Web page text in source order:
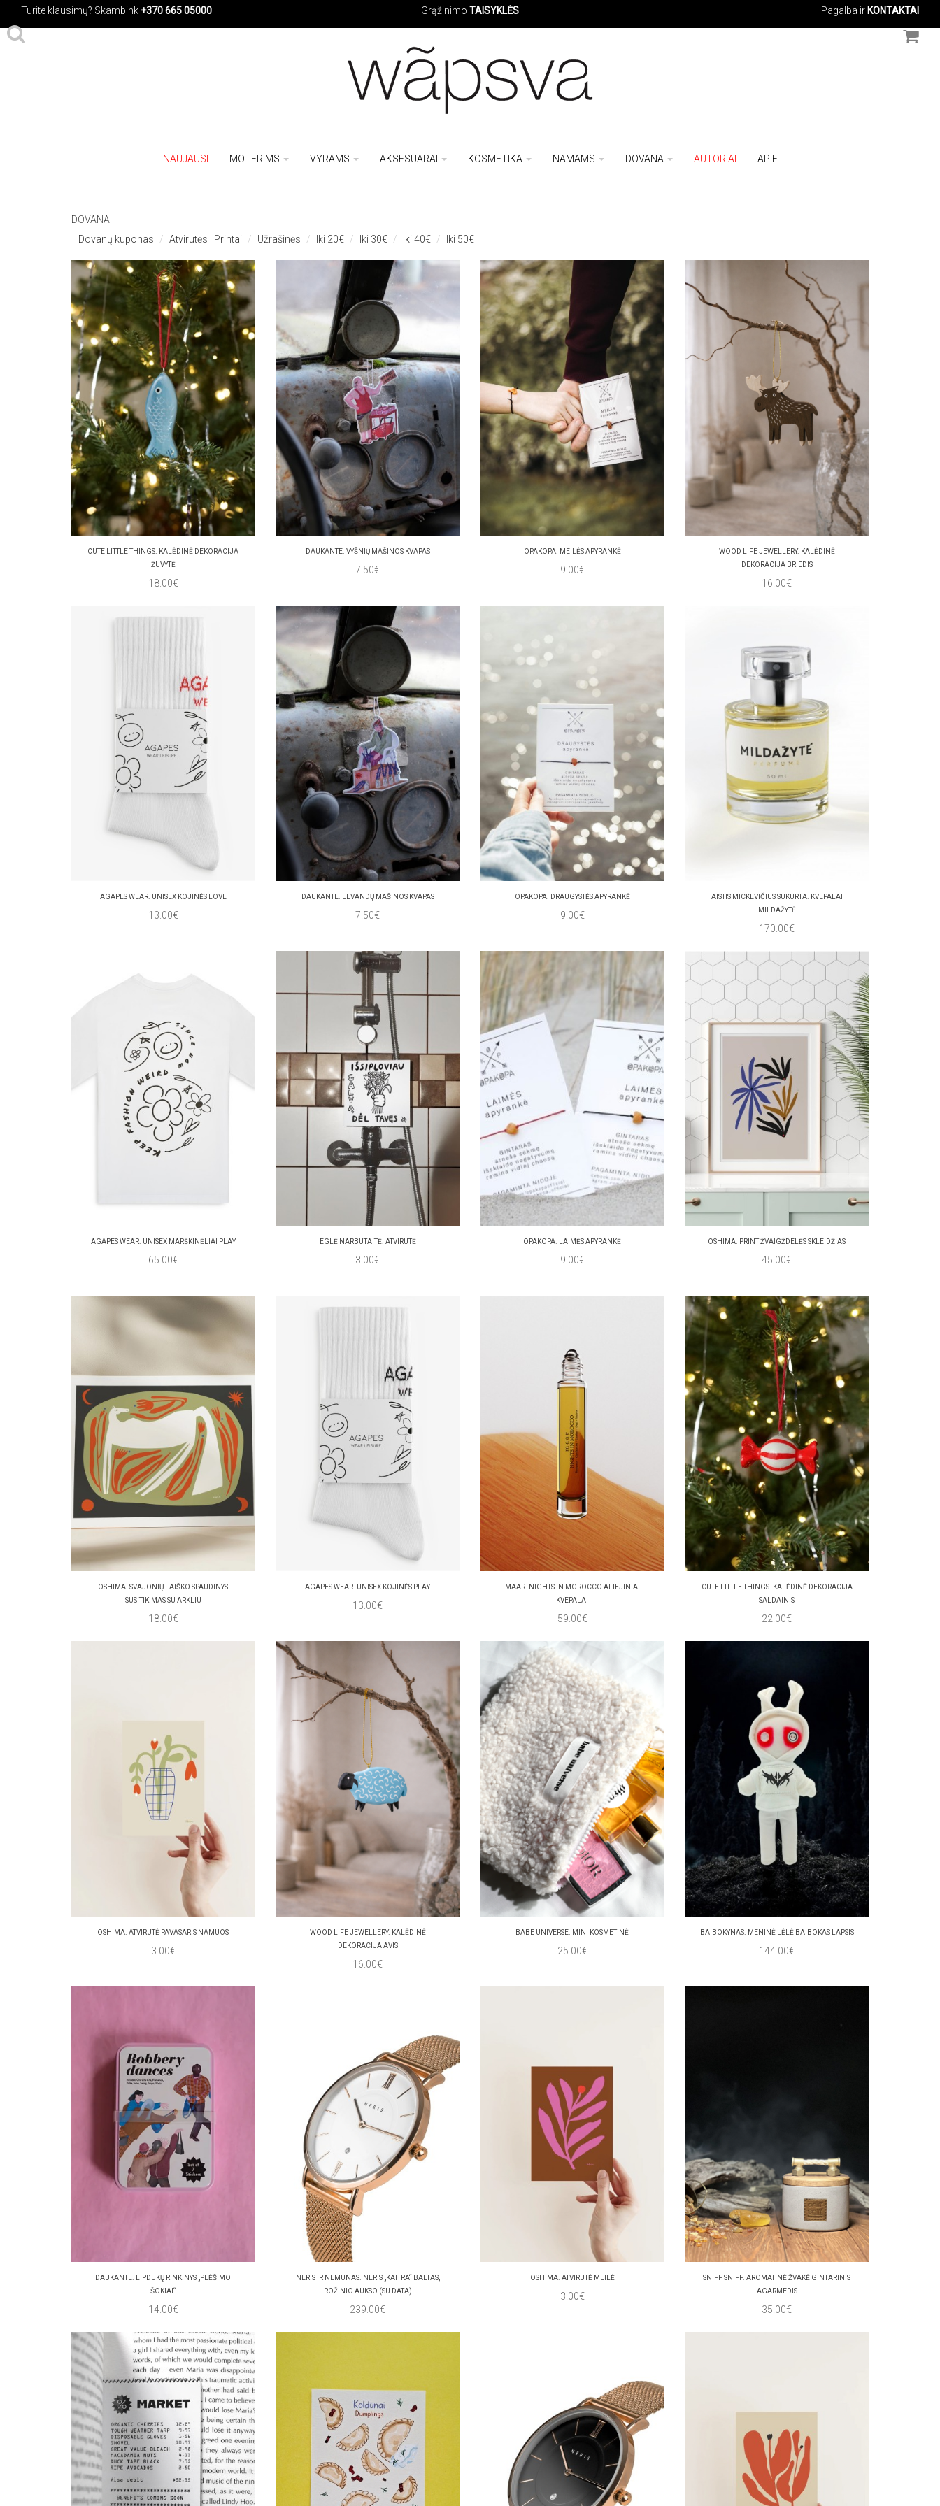
Turite klausimų? Skambink +370 665 05000 Grąžinimo TAISYKLĖS Pagalba ir KONTAKTAI
NAUJAUSI MOTERIMS VYRAMS AKSESUARAI KOSMETIKA NAMAMS DOVANA AUTORIAI APIE
DOVANA
Dovanų kuponas
Atvirutės | Printai Užrašinės Iki 20€ Iki 30€ Iki 40€ Iki 50€
CUTE LITTLE THINGS. KALĖDINĖ DEKORACIJA
ŽUVYTĖ
18.00€
DAUKANTE. VYŠNIŲ MAŠINOS KVAPAS
7.50€
OPAKOPA. MEILĖS APYRANKĖ
9.00€
WOOD LIFE JEWELLERY. KALĖDINĖ
DEKORACIJA BRIEDIS
16.00€
AGAPES WEAR. UNISEX KOJINĖS LOVE
13.00€
DAUKANTE. LEVANDŲ MAŠINOS KVAPAS
7.50€
OPAKOPA. DRAUGYSTĖS APYRANKĖ
9.00€
AISTIS MICKEVIČIUS SUKURTA. KVEPALAI
MILDAŽYTĖ
170.00€
AGAPES WEAR. UNISEX MARŠKINĖLIAI PLAY
65.00€
EGLĖ NARBUTAITĖ. ATVIRUTĖ
3.00€
OPAKOPA. LAIMĖS APYRANKĖ
9.00€
OSHIMA. PRINT ŽVAIGŽDELĖS SKLEIDŽIAS
45.00€
OSHIMA. SVAJONIŲ LAIŠKO SPAUDINYS
SUSITIKIMAS SU ARKLIU
18.00€
AGAPES WEAR. UNISEX KOJINĖS PLAY
13.00€
MAAR. NIGHTS IN MOROCCO ALIEJINIAI
KVEPALAI
59.00€
CUTE LITTLE THINGS. KALĖDINĖ DEKORACIJA
SALDAINIS
22.00€
OSHIMA. ATVIRUTĖ PAVASARIS NAMUOS
3.00€
WOOD LIFE JEWELLERY. KALĖDINĖ
DEKORACIJA AVIS
16.00€
BABE UNIVERSE. MINI KOSMETINĖ
25.00€
BAIBOKYNAS. MENINĖ LĖLĖ BAIBOKAS LAPSIS
144.00€
DAUKANTE. LIPDUKŲ RINKINYS „PLĖŠIMO
ŠOKIAI“
14.00€
NERIS IR NEMUNAS. NERIS „KAITRA“ BALTAS,
ROŽINIO AUKSO (SU DATA)
239.00€
OSHIMA. ATVIRUTĖ MEILĖ
3.00€
SNIFF SNIFF. AROMATINĖ ŽVAKĖ GINTARINIS
AGARMEDIS
35.00€